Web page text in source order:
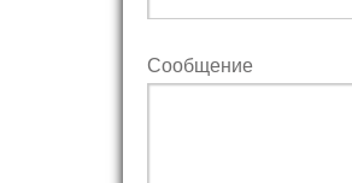
Сообщение